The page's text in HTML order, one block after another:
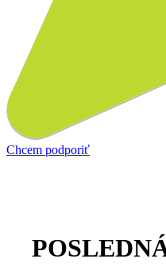
Chcem podporiť